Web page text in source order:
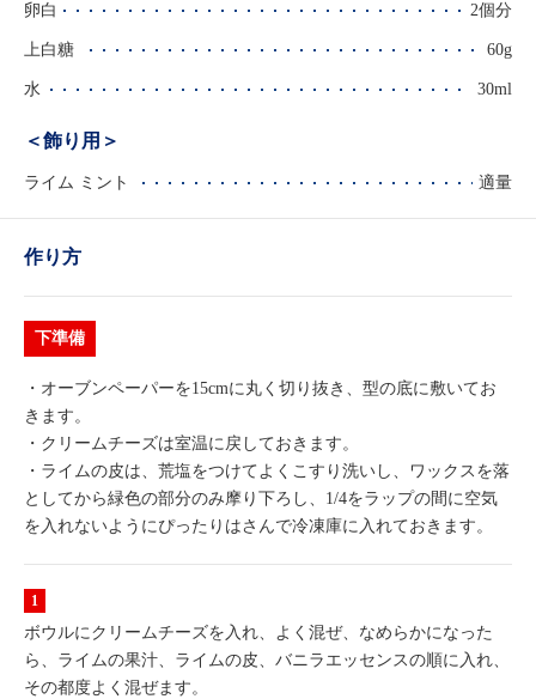
卵白 2個分
上白糖 60g
水 30ml
＜飾り用＞
ライム ミント 適量
作り方
下準備
・オーブンペーパーを15cmに丸く切り抜き、型の底に敷いてお
きます。
・クリームチーズは室温に戻しておきます。
・ライムの皮は、荒塩をつけてよくこすり洗いし、ワックスを落
としてから緑色の部分のみ摩り下ろし、1/4をラップの間に空気
を入れないようにぴったりはさんで冷凍庫に入れておきます。
ボウルにクリームチーズを入れ、よく混ぜ、なめらかになった
ら、ライムの果汁、ライムの皮、バニラエッセンスの順に入れ、
その都度よく混ぜます。